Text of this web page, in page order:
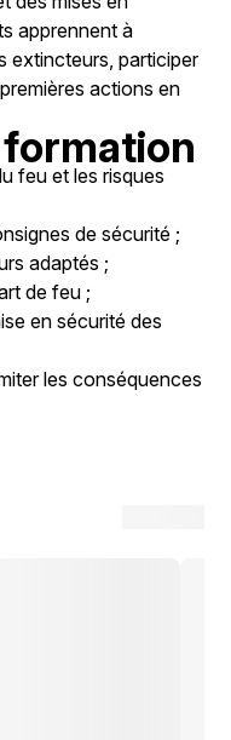
apprennent à
extincteurs, participer
actions en
feu et les risques
de sécurité ;
adaptés ;
de feu ;
en sécurité des
les conséquences